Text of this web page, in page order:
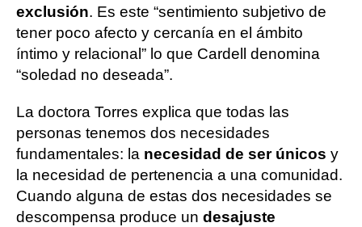
exclusión. Es este “sentimiento subjetivo de
tener poco afecto y cercanía en el ámbito
íntimo y relacional” lo que Cardell denomina
“soledad no deseada”.
La doctora Torres explica que todas las
personas tenemos dos necesidades
fundamentales: la necesidad de ser únicos y
la necesidad de pertenencia a una comunidad.
Cuando alguna de estas dos necesidades se
descompensa produce un desajuste